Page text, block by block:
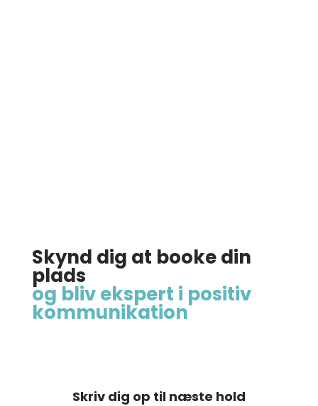
Skynd dig at booke din
plads
og bliv ekspert i positiv
kommunikation
Skriv dig op til næste hold